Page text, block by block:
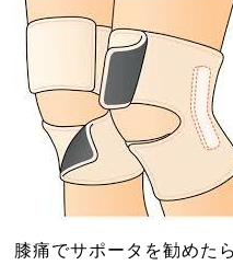
鍼灸総合治療
漢方茶サロン 伽羅木
健康保険について
お灸教室情報
該当施術一覧
サイトマップ
膝痛でサポータを勧めたら